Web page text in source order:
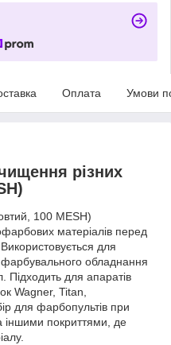
Оплата Умови
різних
100 MESH)
матеріалів перед
для
фарбувального обладнання
Підходить для апаратів
Wagner, Titan,
для фарбопультів при
іншими покриттями, де